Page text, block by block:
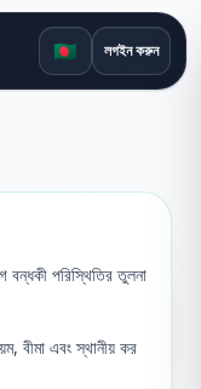
🇧🇩 লগইন করুন
বন্ধকী পরিস্থিতির তুলনা
বীমা এবং স্থানীয় কর